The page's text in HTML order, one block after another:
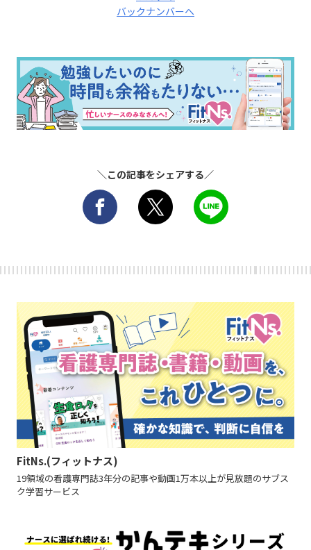
バックナンバーへ
＼この記事をシェアする／
FitNs.(フィットナス)
19領域の看護専門誌3年分の記事や動画1万本以上が見放題のサブス
ク学習サービス